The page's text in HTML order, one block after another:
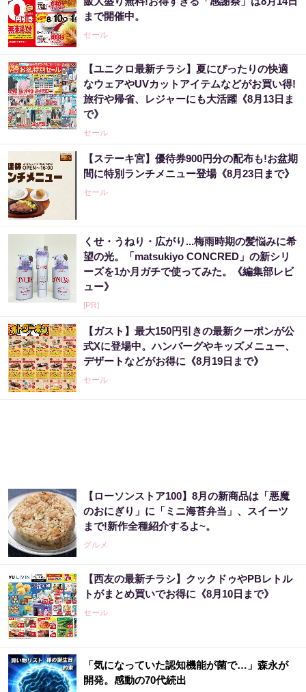
まで開催中。
セール
【ユニクロ最新チラシ】夏にぴったりの快適
なウェアやUVカットアイテムなどがお買い得!
旅行や帰省、レジャーにも大活躍《8月13日ま
で》
セール
【ステーキ宮】優待券900円分の配布も!お盆期
間に特別ランチメニュー登場《8月23日まで》
セール
くせ・うねり・広がり...梅雨時期の髪悩みに希
望の光。「matsukiyo CONCRED」の新シリ
ーズを1か月ガチで使ってみた。《編集部レビ
ュー》
[PR]
【ガスト】最大150円引きの最新クーポンが公
式Xに登場中。ハンバーグやキッズメニュー、
デザートなどがお得に《8月19日まで》
セール
【ローソンストア100】8月の新商品は「悪魔
のおにぎり」に「ミニ海苔弁当」、スイーツ
まで!新作全種紹介するよ~。
グルメ
【西友の最新チラシ】クックドゥやPBレトル
トがまとめ買いでお得に《8月10日まで》
セール
「気になっていた認知機能が菌で…」森永が
開発。感動の70代続出